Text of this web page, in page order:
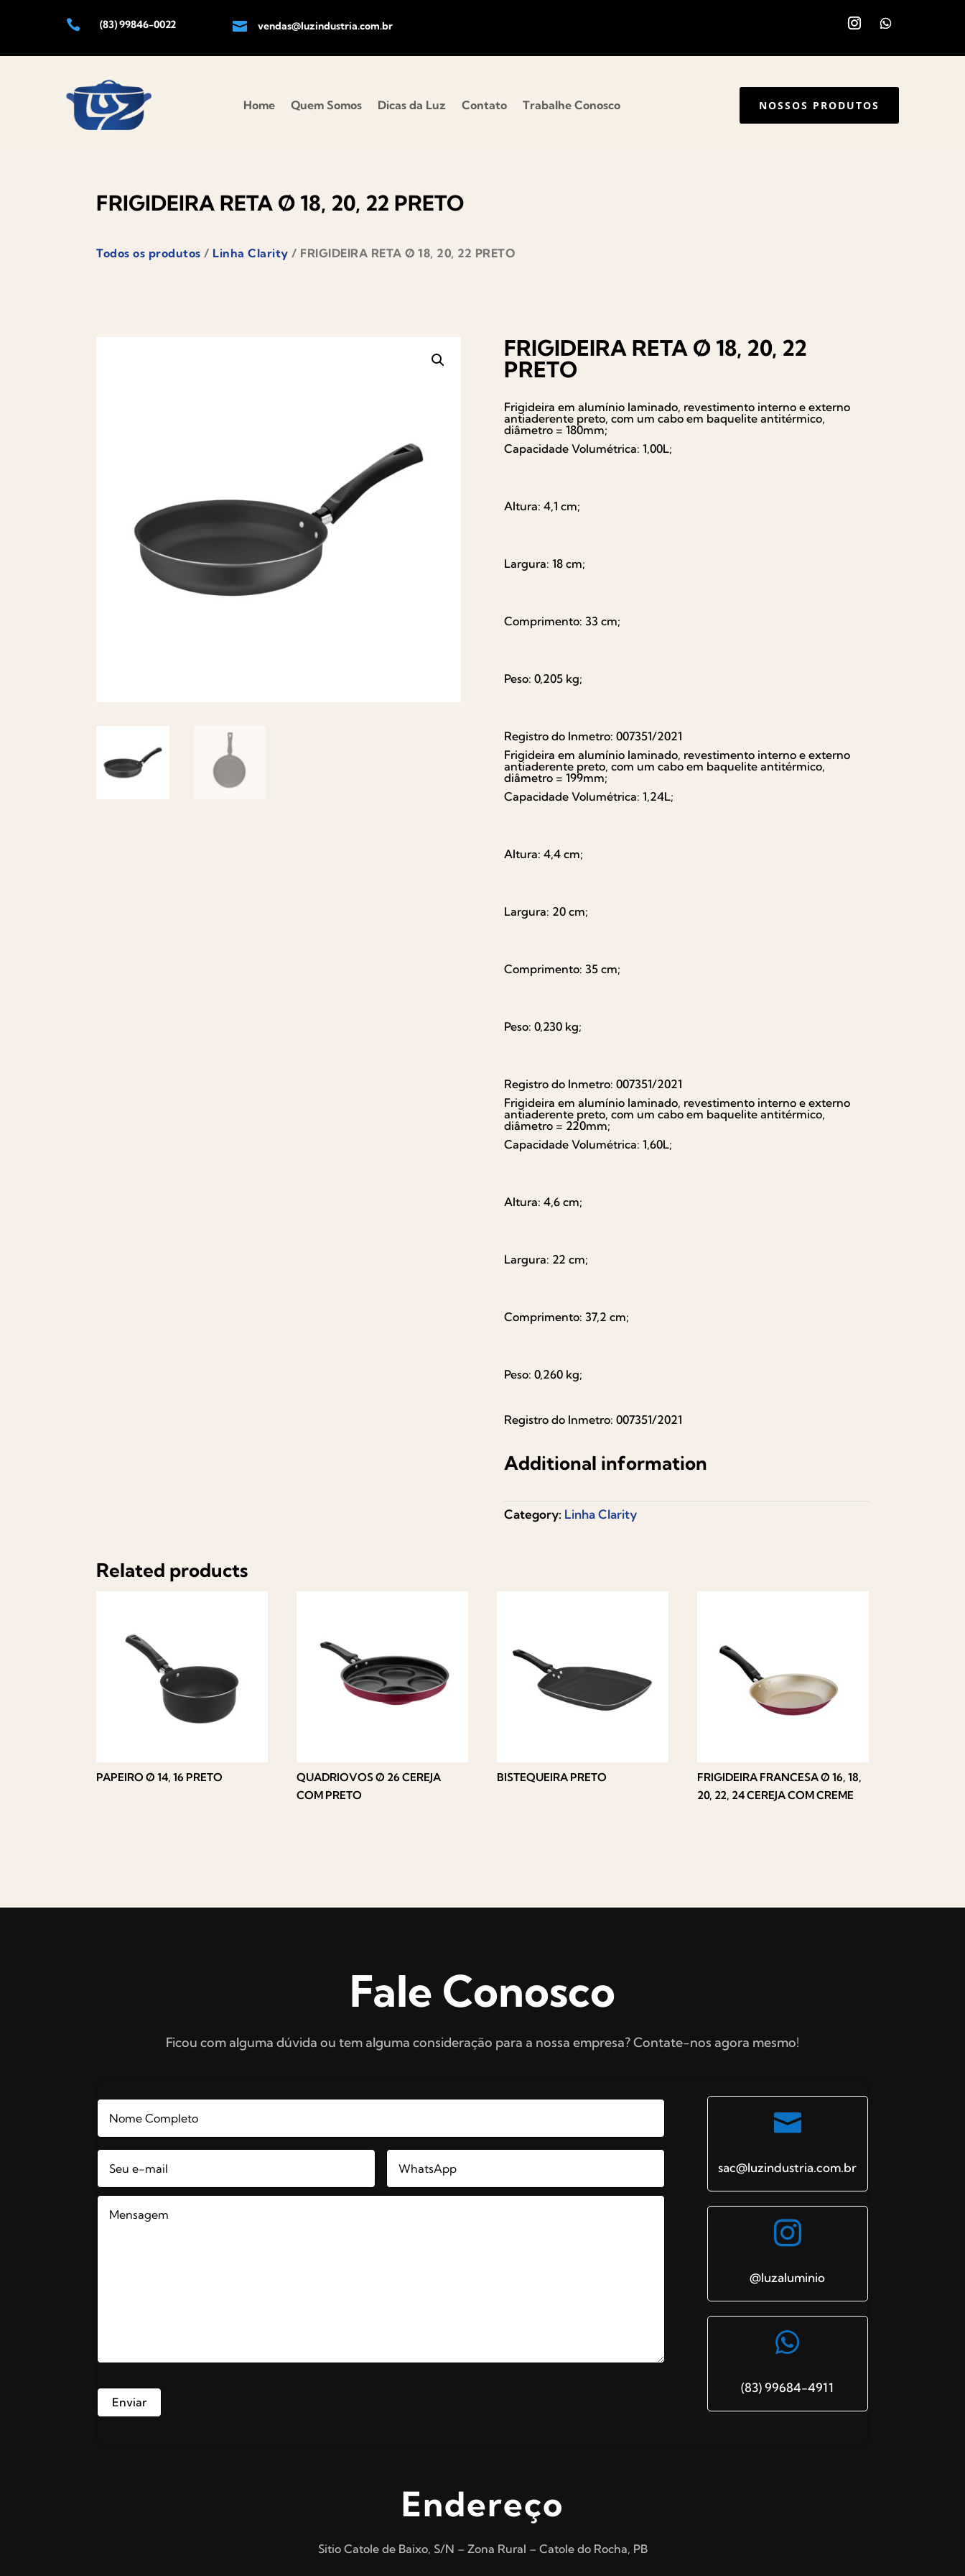
 (83) 99846-0022  vendas@luzindustria.com.br
Home Quem Somos Dicas da Luz Contato Trabalhe Conosco NOSSOS PRODUTOS
FRIGIDEIRA RETA Ø 18, 20, 22 PRETO
Todos os produtos / Linha Clarity / FRIGIDEIRA RETA Ø 18, 20, 22 PRETO
FRIGIDEIRA RETA Ø 18, 20, 22
PRETO
Frigideira em alumínio laminado, revestimento interno e externo
antiaderente preto, com um cabo em baquelite antitérmico,
diâmetro = 180mm;
Capacidade Volumétrica: 1,00L;
Altura: 4,1 cm;
Largura: 18 cm;
Comprimento: 33 cm;
Peso: 0,205 kg;
Registro do Inmetro: 007351/2021
Frigideira em alumínio laminado, revestimento interno e externo
antiaderente preto, com um cabo em baquelite antitérmico,
diâmetro = 199mm;
Capacidade Volumétrica: 1,24L;
Altura: 4,4 cm;
Largura: 20 cm;
Comprimento: 35 cm;
Peso: 0,230 kg;
Registro do Inmetro: 007351/2021
Frigideira em alumínio laminado, revestimento interno e externo
antiaderente preto, com um cabo em baquelite antitérmico,
diâmetro = 220mm;
Capacidade Volumétrica: 1,60L;
Altura: 4,6 cm;
Largura: 22 cm;
Comprimento: 37,2 cm;
Peso: 0,260 kg;
Registro do Inmetro: 007351/2021
Additional information
Category: Linha Clarity
Related products
PAPEIRO Ø 14, 16 PRETO
QUADRIOVOS Ø 26 CEREJA
COM PRETO
BISTEQUEIRA PRETO
FRIGIDEIRA FRANCESA Ø 16, 18,
20, 22, 24 CEREJA COM CREME
Fale Conosco
Ficou com alguma dúvida ou tem alguma consideração para a nossa empresa? Contate-nos agora mesmo!

sac@luzindustria.com.br

@luzaluminio

(83) 99684-4911
Endereço
Sitio Catole de Baixo, S/N – Zona Rural – Catole do Rocha, PB